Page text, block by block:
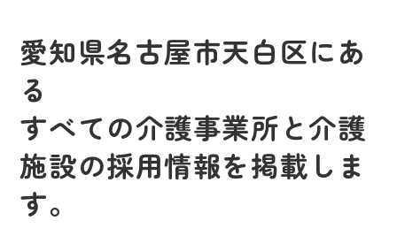
愛知県名古屋市天白区にあ
る
すべての介護事業所と介護
施設の採用情報を掲載しま
す。